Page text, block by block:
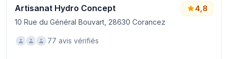
Artisanat Hydro Concept
10 Rue du Général Bouvart, 28630 Corancez
4,8
77 avis vérifiés